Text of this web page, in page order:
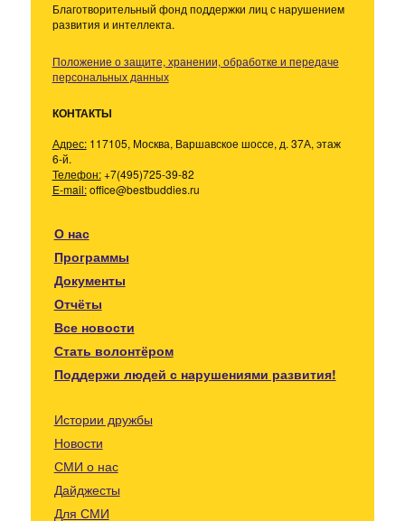
Благотворительный фонд поддержки лиц с нарушением
развития и интеллекта.
Положение о защите, хранении, обработке и передаче
персональных данных
КОНТАКТЫ
Адрес:117105, Москва, Варшавское шоссе, д. 37А, этаж
6-й.
Телефон:+7(495)725-39-82
E-mail:office@bestbuddies.ru
О нас
Программы
Документы
Отчёты
Все новости
Стать волонтёром
Поддержи людей с нарушениями развития!
Истории дружбы
Новости
СМИ о нас
Дайджесты
Для СМИ